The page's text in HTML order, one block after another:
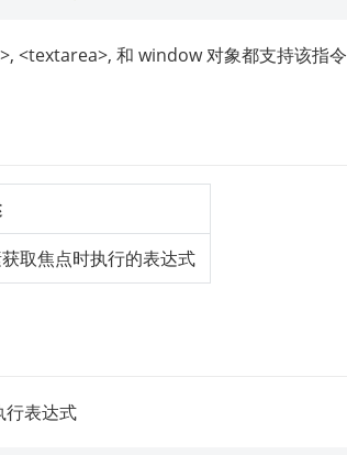
<textarea>, 和 window 对象都支持该指令
取焦点时执行的表达式
行表达式